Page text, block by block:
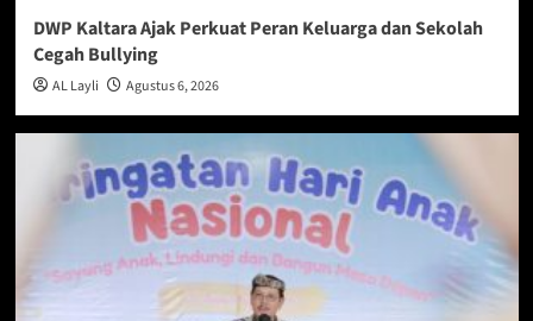
DWP Kaltara Ajak Perkuat Peran Keluarga dan Sekolah
Cegah Bullying
AL Layli Agustus 6, 2026